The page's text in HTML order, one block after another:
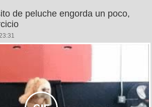
de peluche engorda un poco,